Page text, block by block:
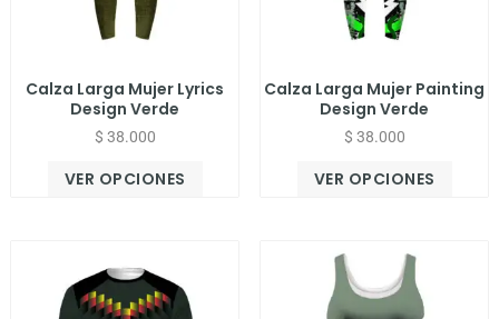
Calza Larga Mujer Lyrics
Design Verde
$ 38.000
VER OPCIONES
Calza Larga Mujer Painting
Design Verde
$ 38.000
VER OPCIONES